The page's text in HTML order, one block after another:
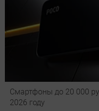
Смартфоны до 20 000
2026 году